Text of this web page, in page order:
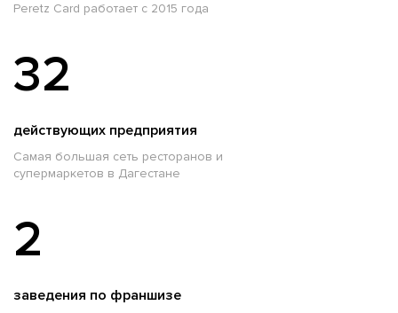
Peretz Card работает с 2015 года
32
действующих предприятия
Самая большая сеть ресторанов и
супермаркетов в Дагестане
2
заведения по франшизе